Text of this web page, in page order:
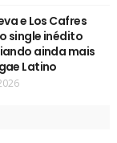
e Los Cafres
single inédito
ainda mais
Latino